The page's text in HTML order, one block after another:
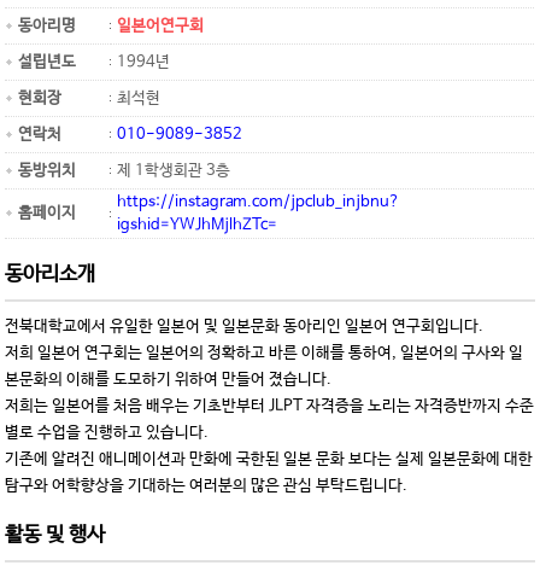
동아리명
일본어연구회
설립년도
1994년
현회장
최석현
연락처
010-9089-3852
동방위치
제 1학생회관 3층
홈페이지
https://instagram.com/jpclub_injbnu?
igshid=YWJhMjlhZTc=
동아리소개
전북대학교에서 유일한 일본어 및 일본문화 동아리인 일본어 연구회입니다.
저희 일본어 연구회는 일본어의 정확하고 바른 이해를 통하여, 일본어의 구사와 일
본문화의 이해를 도모하기 위하여 만들어 졌습니다.
저희는 일본어를 처음 배우는 기초반부터 JLPT 자격증을 노리는 자격증반까지 수준
별로 수업을 진행하고 있습니다.
기존에 알려진 애니메이션과 만화에 국한된 일본 문화 보다는 실제 일본문화에 대한
탐구와 어학향상을 기대하는 여러분의 많은 관심 부탁드립니다.
활동 및 행사